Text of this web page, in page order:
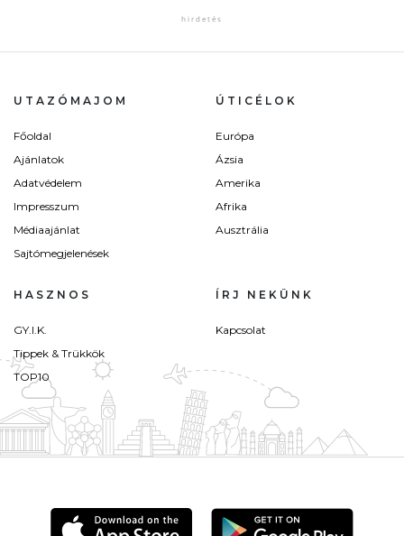
UTAZÓMAJOM
Főoldal
Ajánlatok
Adatvédelem
Impresszum
Médiaajánlat
Sajtómegjelenések
ÚTICÉLOK
Európa
Ázsia
Amerika
Afrika
Ausztrália
HASZNOS
GY.I.K.
Tippek & Trükkök
TOP10
ÍRJ NEKÜNK
Kapcsolat